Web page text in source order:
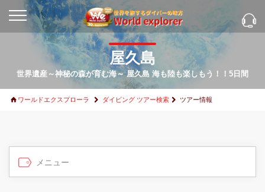
屋久島
世界遺産～神秘の森が育む海～ 屋久島 海も陸も楽しもう！！5日間
ワールドエクスプローラ ダイビング ツアー検索 ツアー情報